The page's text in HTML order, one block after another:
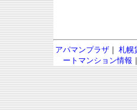
アパマンプラザ｜ 札幌
ートマンション情報 ｜